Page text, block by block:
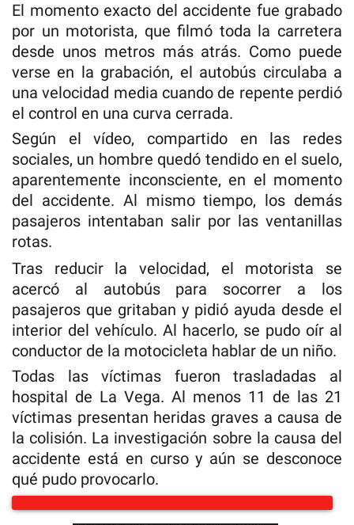
El momento exacto del accidente fue grabado
por un motorista, que filmó toda la carretera
desde unos metros más atrás. Como puede
verse en la grabación, el autobús circulaba a
una velocidad media cuando de repente perdió
el control en una curva cerrada.
Según el vídeo, compartido en las redes
sociales, un hombre quedó tendido en el suelo,
aparentemente inconsciente, en el momento
del accidente. Al mismo tiempo, los demás
pasajeros intentaban salir por las ventanillas
rotas.
Tras reducir la velocidad, el motorista se
acercó al autobús para socorrer a los
pasajeros que gritaban y pidió ayuda desde el
interior del vehículo. Al hacerlo, se pudo oír al
conductor de la motocicleta hablar de un niño.
Todas las víctimas fueron trasladadas al
hospital de La Vega. Al menos 11 de las 21
víctimas presentan heridas graves a causa de
la colisión. La investigación sobre la causa del
accidente está en curso y aún se desconoce
qué pudo provocarlo.